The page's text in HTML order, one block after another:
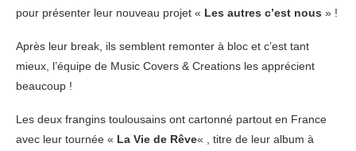
pour présenter leur nouveau projet « Les autres c’est nous » !
Après leur break, ils semblent remonter à bloc et c’est tant
mieux, l’équipe de Music Covers & Creations les apprécient
beaucoup !
Les deux frangins toulousains ont cartonné partout en France
avec leur tournée « La Vie de Rêve« , titre de leur album à